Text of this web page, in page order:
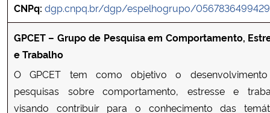
CNPq: dgp.cnpq.br/dgp/espelhogrupo/
GPCET – Grupo de Pesquisa em Comportamento,
e Trabalho
O GPCET tem como objetivo o
pesquisas sobre comportamento, estresse e
visando contribuir para o conhecimento das